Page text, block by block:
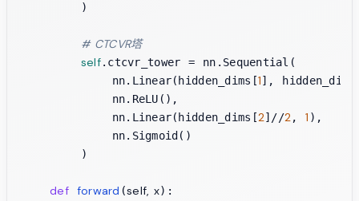
        )
# CTCVR塔
self.ctcvr_tower = nn.Sequential(
            nn.Linear(hidden_dims[
1],
            nn.ReLU(),
            nn.Linear(hidden_dims[
2]//2, 1 ),
            nn.Sigmoid()
        )
def forward (self, x):